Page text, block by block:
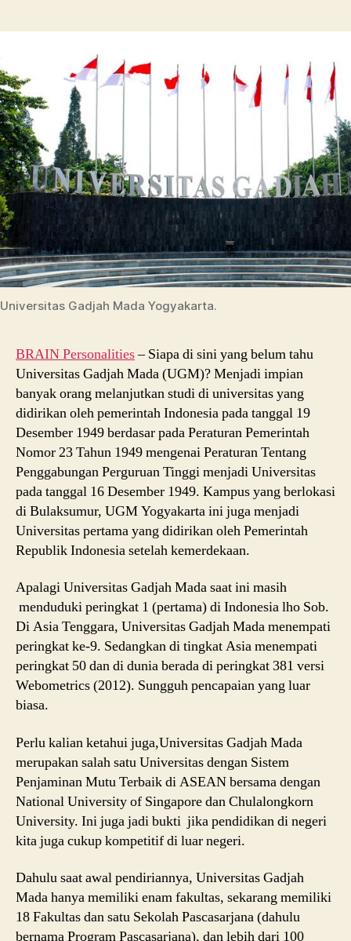
Universitas Gadjah Mada Yogyakarta.
BRAIN Personalities– Siapa di sini yang belum tahu
Universitas Gadjah Mada (UGM)? Menjadi impian
banyak orang melanjutkan studi di universitas yang
didirikan oleh pemerintah Indonesia pada tanggal 19
Desember 1949 berdasar pada Peraturan Pemerintah
Nomor 23 Tahun 1949 mengenai Peraturan Tentang
Penggabungan Perguruan Tinggi menjadi Universitas
pada tanggal 16 Desember 1949. Kampus yang berlokasi
di Bulaksumur, UGM Yogyakarta ini juga menjadi
Universitas pertama yang didirikan oleh Pemerintah
Republik Indonesia setelah kemerdekaan.
Apalagi Universitas Gadjah Mada saat ini masih
menduduki peringkat 1 (pertama) di Indonesia lho Sob.
Di Asia Tenggara, Universitas Gadjah Mada menempati
peringkat ke-9. Sedangkan di tingkat Asia menempati
peringkat 50 dan di dunia berada di peringkat 381 versi
Webometrics (2012). Sungguh pencapaian yang luar
biasa.
Perlu kalian ketahui juga,Universitas Gadjah Mada
merupakan salah satu Universitas dengan Sistem
Penjaminan Mutu Terbaik di ASEAN bersama dengan
National University of Singapore dan Chulalongkorn
University. Ini juga jadi bukti jika pendidikan di negeri
kita juga cukup kompetitif di luar negeri.
Dahulu saat awal pendiriannya, Universitas Gadjah
Mada hanya memiliki enam fakultas, sekarang memiliki
18 Fakultas dan satu Sekolah Pascasarjana (dahulu
bernama Program Pascasarjana), dan lebih dari 100